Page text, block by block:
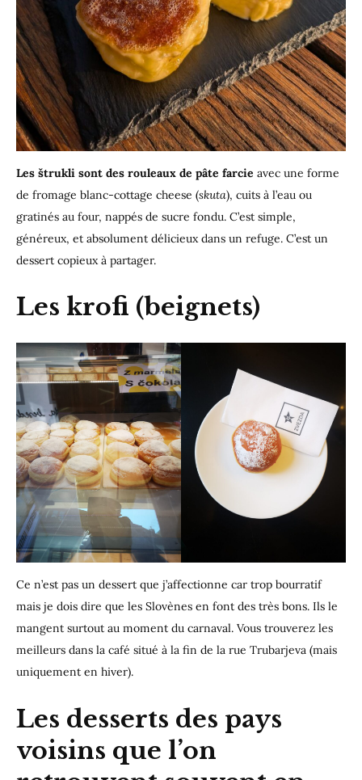
Les štrukli sont des rouleaux de pâte farcie avec une forme
de fromage blanc-cottage cheese (skuta), cuits à l’eau ou
gratinés au four, nappés de sucre fondu. C’est simple,
généreux, et absolument délicieux dans un refuge. C’est un
dessert copieux à partager.
Les krofi (beignets)
Ce n’est pas un dessert que j’affectionne car trop bourratif
mais je dois dire que les Slovènes en font des très bons. Ils le
mangent surtout au moment du carnaval. Vous trouverez les
meilleurs dans la café situé à la fin de la rue Trubarjeva (mais
uniquement en hiver).
Les desserts des pays
voisins que l’on